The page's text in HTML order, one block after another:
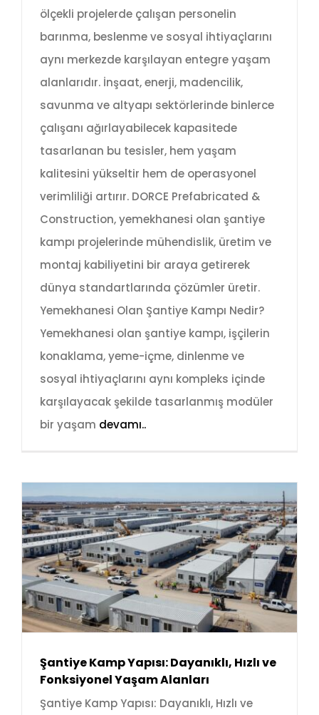
ölçekli projelerde çalışan personelin
barınma, beslenme ve sosyal ihtiyaçlarını
aynı merkezde karşılayan entegre yaşam
alanlarıdır. İnşaat, enerji, madencilik,
savunma ve altyapı sektörlerinde binlerce
çalışanı ağırlayabilecek kapasitede
tasarlanan bu tesisler, hem yaşam
kalitesini yükseltir hem de operasyonel
verimliliği artırır. DORCE Prefabricated &
Construction, yemekhanesi olan şantiye
kampı projelerinde mühendislik, üretim ve
montaj kabiliyetini bir araya getirerek
dünya standartlarında çözümler üretir.
Yemekhanesi Olan Şantiye Kampı Nedir?
Yemekhanesi olan şantiye kampı, işçilerin
konaklama, yeme-içme, dinlenme ve
sosyal ihtiyaçlarını aynı kompleks içinde
karşılayacak şekilde tasarlanmış modüler
bir yaşam devamı..
Şantiye Kamp Yapısı: Dayanıklı, Hızlı ve
Fonksiyonel Yaşam Alanları
Şantiye Kamp Yapısı: Dayanıklı, Hızlı ve